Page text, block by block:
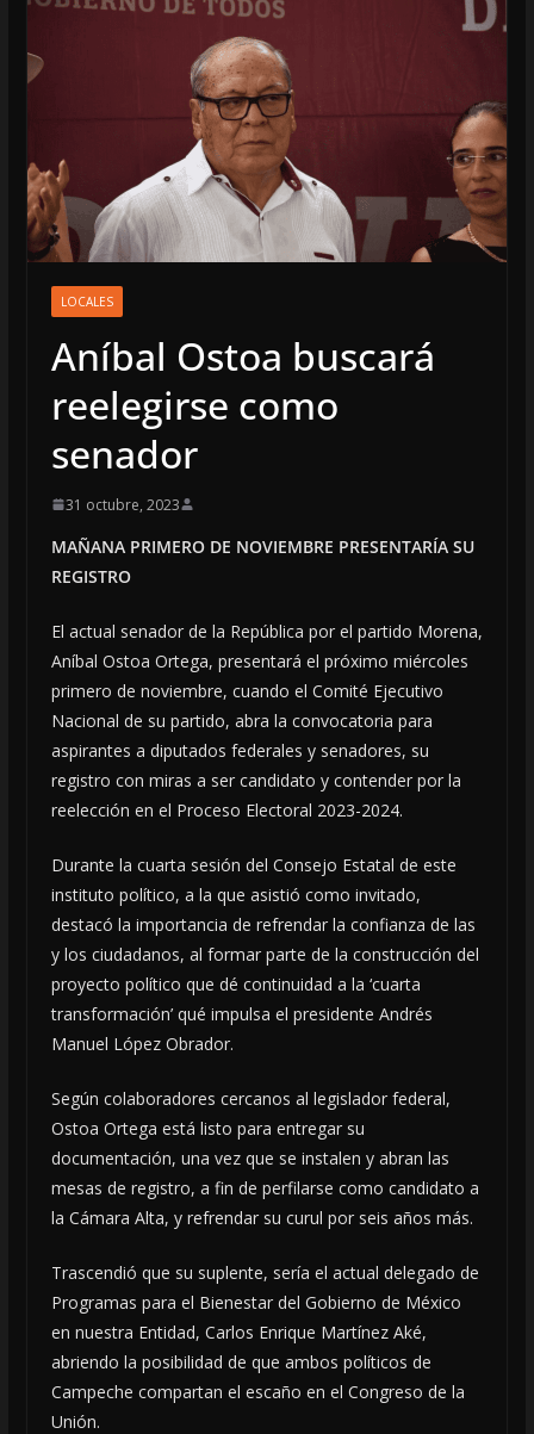
LOCALES
Aníbal Ostoa buscará
reelegirse como
senador
31 octubre, 2023
MAÑANA PRIMERO DE NOVIEMBRE PRESENTARÍA SU
REGISTRO
El actual senador de la República por el partido Morena,
Aníbal Ostoa Ortega, presentará el próximo miércoles
primero de noviembre, cuando el Comité Ejecutivo
Nacional de su partido, abra la convocatoria para
aspirantes a diputados federales y senadores, su
registro con miras a ser candidato y contender por la
reelección en el Proceso Electoral 2023-2024.
Durante la cuarta sesión del Consejo Estatal de este
instituto político, a la que asistió como invitado,
destacó la importancia de refrendar la confianza de las
y los ciudadanos, al formar parte de la construcción del
proyecto político que dé continuidad a la ‘cuarta
transformación’ qué impulsa el presidente Andrés
Manuel López Obrador.
Según colaboradores cercanos al legislador federal,
Ostoa Ortega está listo para entregar su
documentación, una vez que se instalen y abran las
mesas de registro, a fin de perfilarse como candidato a
la Cámara Alta, y refrendar su curul por seis años más.
Trascendió que su suplente, sería el actual delegado de
Programas para el Bienestar del Gobierno de México
en nuestra Entidad, Carlos Enrique Martínez Aké,
abriendo la posibilidad de que ambos políticos de
Campeche compartan el escaño en el Congreso de la
Unión.